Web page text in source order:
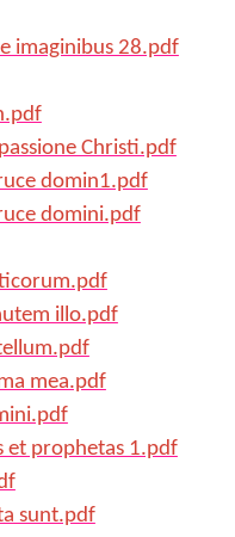
imaginibus 28.pdf
Christi.pdf
domin1.pdf
domini.pdf
illo.pdf
mea.pdf
et prophetas 1.pdf
sunt.pdf